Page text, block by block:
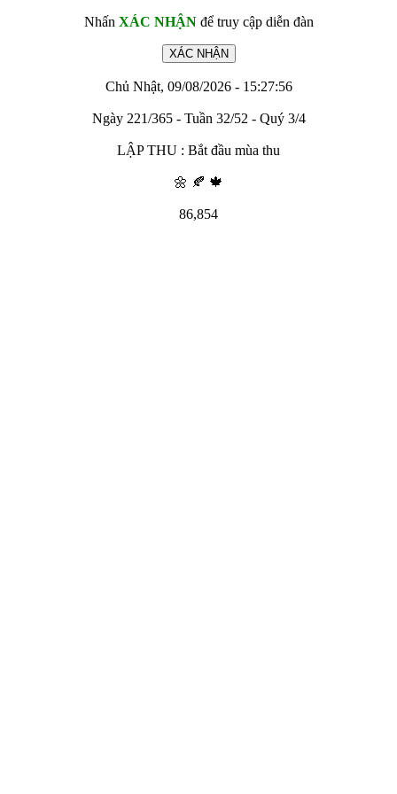
Nhấn XÁC NHẬNđể truy cập diễn đàn
Chủ Nhật, 09/08/2026 - 15:27:56
Ngày 221/365 - Tuần 32/52 - Quý 3/4
LẬP THU : Bắt đầu mùa thu
🌼 🍂 🍁
86,854